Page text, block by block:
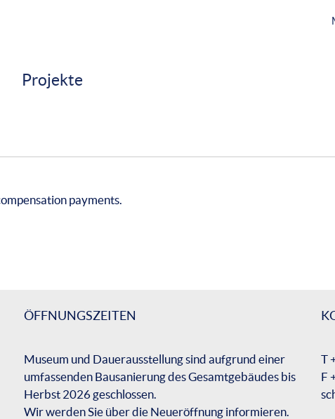
Projekte
payments.
ÖFFNUNGSZEITEN
Museum und Dauerausstellung sind aufgrund einer
umfassenden Bausanierung des Gesamtgebäudes bis
Herbst 2026 geschlossen.
Wir werden Sie über die Neueröffnung informieren.
T
F